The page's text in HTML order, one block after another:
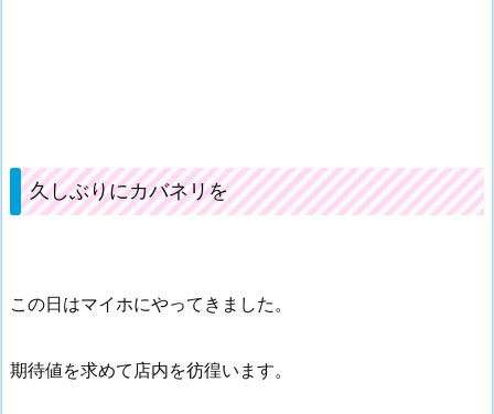
久しぶりにカバネリを
この日はマイホにやってきました。
期待値を求めて店内を彷徨います。